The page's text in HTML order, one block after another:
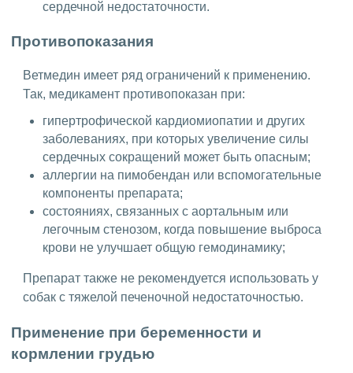
сердечной недостаточности.
Противопоказания
Ветмедин имеет ряд ограничений к применению.
Так, медикамент противопоказан при:
гипертрофической кардиомиопатии и других
заболеваниях, при которых увеличение силы
сердечных сокращений может быть опасным;
аллергии на пимобендан или вспомогательные
компоненты препарата;
состояниях, связанных с аортальным или
легочным стенозом, когда повышение выброса
крови не улучшает общую гемодинамику;
Препарат также не рекомендуется использовать у
собак с тяжелой печеночной недостаточностью.
Применение при беременности и
кормлении грудью